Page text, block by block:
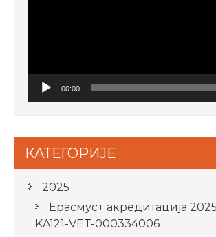
00:00
КАТЕГОРИЈЕ
2025
Ерасмус+ акредитацијa
KA121-VET-000334006